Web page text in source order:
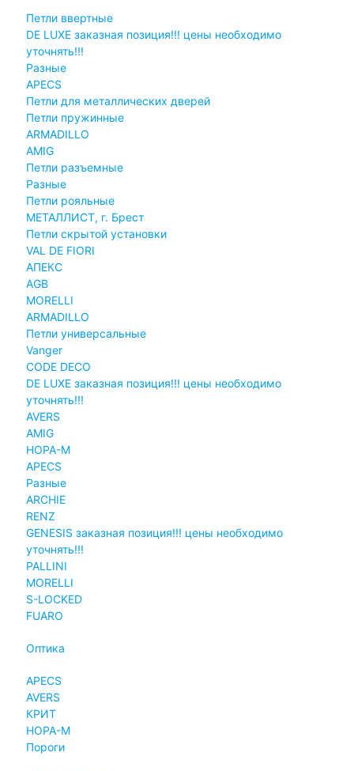
Петли ввертные
DE LUXE заказная позиция!!! цены необходимо
уточнять!!!
Разные
APECS
Петли для металлических дверей
Петли пружинные
ARMADILLO
AMIG
Петли разъемные
Разные
Петли рояльные
МЕТАЛЛИСТ, г. Брест
Петли скрытой установки
VAL DE FIORI
АПЕКС
AGB
MORELLI
ARMADILLO
Петли универсальные
Vanger
CODE DECO
DE LUXE заказная позиция!!! цены необходимо
уточнять!!!
AVERS
AMIG
НОРА-М
APECS
Разные
ARCHIE
RENZ
GENESIS заказная позиция!!! цены необходимо
уточнять!!!
PALLINI
MORELLI
S-LOCKED
FUARO
Оптика
APECS
AVERS
КРИТ
НОРА-М
Пороги